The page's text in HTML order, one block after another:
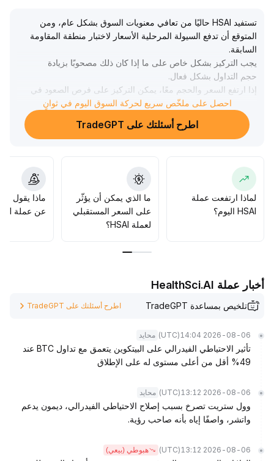
تستفيد HSAI حاليًا من تعافي معنويات السوق بشكل عام، ومن
المتوقع أن تدفع السيولة المرحلية الأسعار لاختبار منطقة المقاومة
السابقة.
يجب التركيز بشكل خاص على ما إذا كان ذلك مصحوبًا بزيادة
حجم التداول بشكل فعال.
إذا ارتفع السعر والحجم معًا، يمكن التركيز على فرص الصعود في
.
186-0
195 دولار على المدى القصير، وإلا فهناك مخاطر بالتذبذب في
165 دولار بشكل ديناميكي، والتحكم بحجم الصفقات بشكل
معتدل، وتحديد أوامر وقف الخسارة بشكل صارم لمواجهة
التقلبات المتزايدة.
احصل على ملخّص سريع لحركة السوق اليوم في ثوانٍ
اطرح أسئلتك على TradeGPT
لماذا ارتفعت عملة
HSAI اليوم؟
ما الذي يمكن أن يؤثّر
على السعر المستقبلي
لعملة HSAI؟
ماذا يقول
عن عملة HSAI؟
أخبار عملة HealthSci.AI
تلخيص بمساعدة TradeGPT اطرح أسئلتك على TradeGPT
2026-08-06 14:04
(UTC) محايد
تأثير الاحتياطي الفيدرالي على البيتكوين يتعمق مع تداول BTC عند
49% أقل من أعلى مستوى له على الإطلاق
2026-08-06 13:12
(UTC) محايد
وول ستريت تصرخ بسبب إصلاح الاحتياطي الفيدرالي، ديمون يدعم
واتشر، واصفًا إياه بأنه صاحب رؤية.
2026-08-06 13:12
(UTC) هبوطي (بيعي)